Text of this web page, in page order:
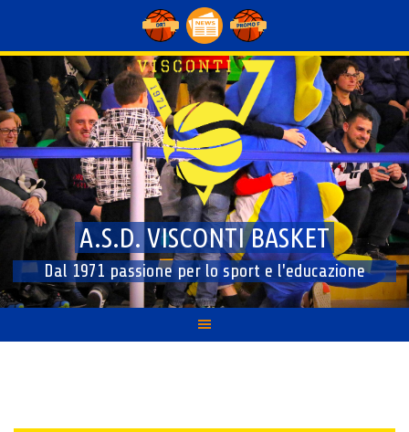
content
A.S.D. VISCONTI BASKET
Dal 1971 passione per lo sport e l'educazione